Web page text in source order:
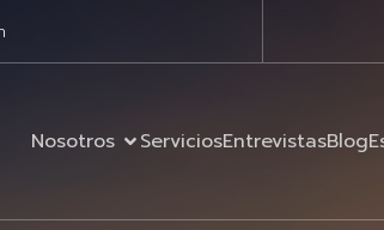
Nosotros ServiciosEntrevistasBlog